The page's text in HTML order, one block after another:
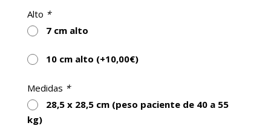
válvula)
antideslizantes (incluido)
Alto *
7 cm alto
10 cm alto (+10,00€)
Medidas *
28,5 x 28,5 cm (peso paciente de 40 a 55
kg)